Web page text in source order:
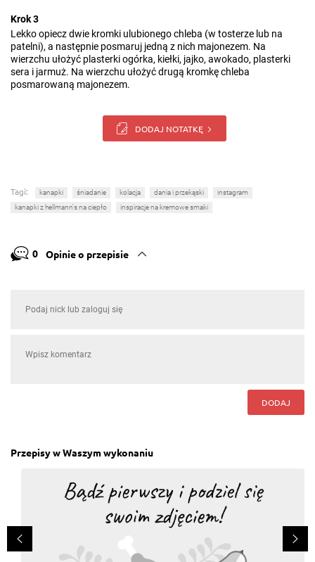
Krok 3
Lekko opiecz dwie kromki ulubionego chleba (w tosterze lub na
patelni), a następnie posmaruj jedną z nich majonezem. Na
wierzchu ułożyć plasterki ogórka, kiełki, jajko, awokado, plasterki
sera i jarmuż. Na wierzchu ułożyć drugą kromkę chleba
posmarowaną majonezem.
DODAJ NOTATKĘ
Tagi: kanapki śniadanie kolacja dania i przekąski
instagram
kanapki z hellmann's na ciepło
inspiracje na kremowe smaki
0 Opinie o przepisie
DODAJ
Przepisy w Waszym wykonaniu